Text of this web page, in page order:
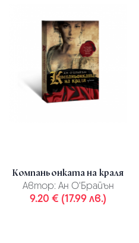
Компаньонката на краля
Автор: Ан О'Брайън
9.20 € (17.99 лв.)